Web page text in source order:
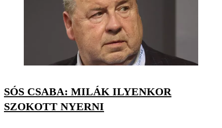
SÓS CSABA: MILÁK ILYENKOR
SZOKOTT NYERNI